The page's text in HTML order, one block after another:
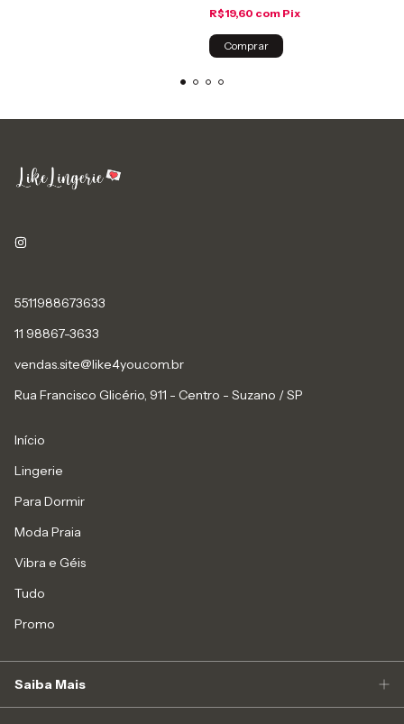
R$19,60 com Pix
Comprar
5511988673633
11 98867-3633
vendas.site@like4you.com.br
Rua Francisco Glicério, 911 - Centro - Suzano / SP
Início
Lingerie
Para Dormir
Moda Praia
Vibra e Géis
Tudo
Promo
Saiba Mais